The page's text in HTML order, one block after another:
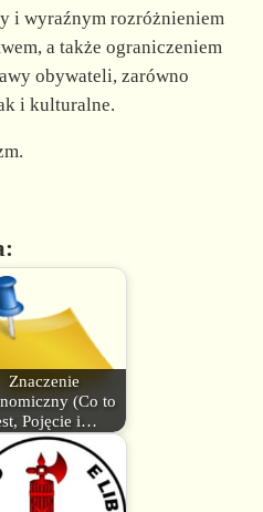
i wyraźnym rozróżnieniem
a także ograniczeniem
obywateli, zarówno
i kulturalne.
Znaczenie
(Co to
Pojęcie i…